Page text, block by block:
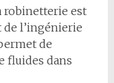
robinetterie est
l’ingénierie
de
fluides dans